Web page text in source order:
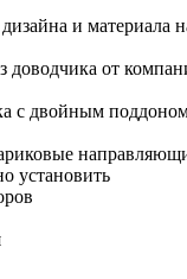
и материала
доводчика от
с двойным
установить